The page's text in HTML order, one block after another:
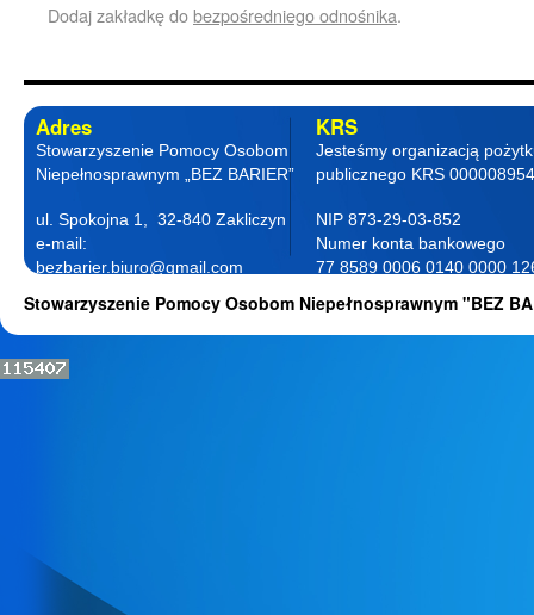
Dodaj zakładkę dobezpośredniego odnośnika.
Adres
Stowarzyszenie Pomocy Osobom
Niepełnosprawnym „BEZ BARIER”
ul. Spokojna 1, 32-840 Zakliczyn
e-mail:
bezbarier.biuro@gmail.com
KRS
Jesteśmy organizacją
publicznego KRS
NIP 873-29-03-852
Numer konta bankowego
77 8589 0006 0140 0000
Stowarzyszenie Pomocy Osobom Niepełnosprawnym "BEZ